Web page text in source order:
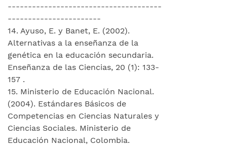
--------------------------------------
-----------------------
14. Ayuso, E. y Banet, E. (2002).
Alternativas a la enseñanza de la
genética en la educación secundaria.
Enseñanza de las Ciencias, 20 (1): 133-
157 .
15. Ministerio de Educación Nacional.
(2004). Estándares Básicos de
Competencias en Ciencias Naturales y
Ciencias Sociales. Ministerio de
Educación Nacional, Colombia.